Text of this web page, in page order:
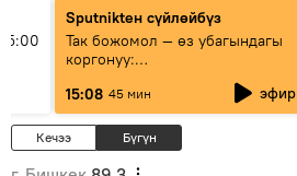
Sputnikteн сүйлөйбүз
Так божомол — өз убагындагы
коргонуу:
гидрометеорологиялык кызмат
кантип өркүндөтүлүүдө
15:08 45 мин эфир
Кечээ Бүгүн